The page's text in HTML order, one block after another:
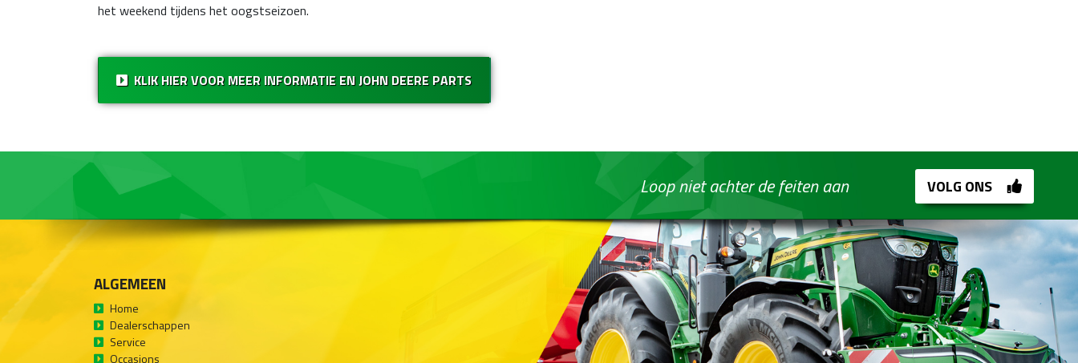
het weekend tijdens het oogstseizoen.
KLIK HIER VOOR MEER INFORMATIE EN JOHN DEERE PARTS
VOLG ONS
Loop niet achter de feiten aan
ALGEMEEN
Home
Dealerschappen
Service
Occasions